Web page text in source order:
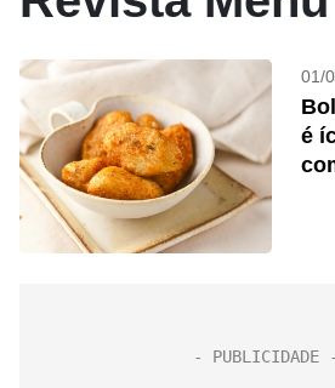
01/
é